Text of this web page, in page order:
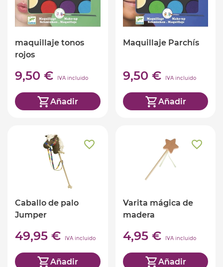
maquillaje tonos
rojos
9,50 € IVA incluido
Añadir
Maquillaje Parchís
9,50 € IVA incluido
Añadir
Caballo de palo
Jumper
49,95 € IVA incluido
Añadir
Varita mágica de
madera
4,95 € IVA incluido
Añadir